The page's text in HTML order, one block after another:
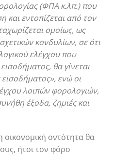
(ΦΠΑ κ.λπ.) που
εντοπίζεται από τον
ομοίως, ως
κονδυλίων, σε ότι
ελέγχου που
θα γίνεται
ενώ οι
λοιπών φορολογιών,
έξοδα, ζημιές και
οντότητα θα
ήτοι τον φόρο